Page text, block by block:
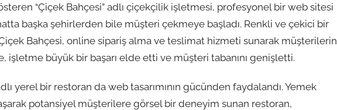
“Çiçek Bahçesi” adlı çiçekçilik işletmesi, profesyonel bir web sitesi
başka şehirlerden bile müşteri çekmeye başladı. Renkli ve çekici bir
Bahçesi, online sipariş alma ve teslimat hizmeti sunarak müşterilerin
işletme büyük bir başarı elde etti ve müşteri tabanını genişletti.
yerel bir restoran da web tasarımının gücünden faydalandı. Yemek
potansiyel müşterilere görsel bir deneyim sunan restoran,